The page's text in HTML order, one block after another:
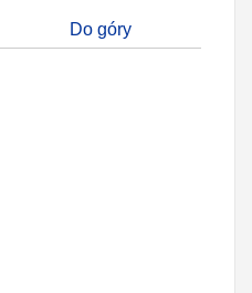
Do góry